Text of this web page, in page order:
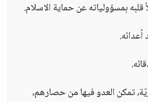
قلبه بمسؤولياته عن حماية الاسلام.
تمكن العدو فيها من حصارهم،